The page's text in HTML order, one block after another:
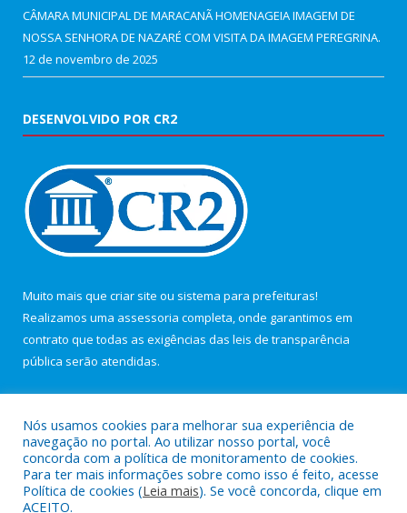
CÂMARA MUNICIPAL DE MARACANÃ HOMENAGEIA IMAGEM DE
NOSSA SENHORA DE NAZARÉ COM VISITA DA IMAGEM PEREGRINA.
12 de novembro de 2025
DESENVOLVIDO POR CR2
Muito mais que criar site ou sistema para prefeituras!
Realizamos uma assessoria completa, onde garantimos em
contrato que todas as exigências das leis de transparência
pública serão atendidas.
Todos os direitos reservados a Câmara Municipal de Maracanã.
Nós usamos cookies para melhorar sua experiência de
navegação no portal. Ao utilizar nosso portal, você
concorda com a política de monitoramento de cookies.
Para ter mais informações sobre como isso é feito, acesse
Política de cookies (Leia mais). Se você concorda, clique em
ACEITO.